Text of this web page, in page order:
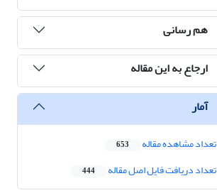
هم رسانی
ارجاع به این مقاله
آمار
تعداد مشاهده مقاله 653
تعداد دریافت فایل اصل مقاله 444